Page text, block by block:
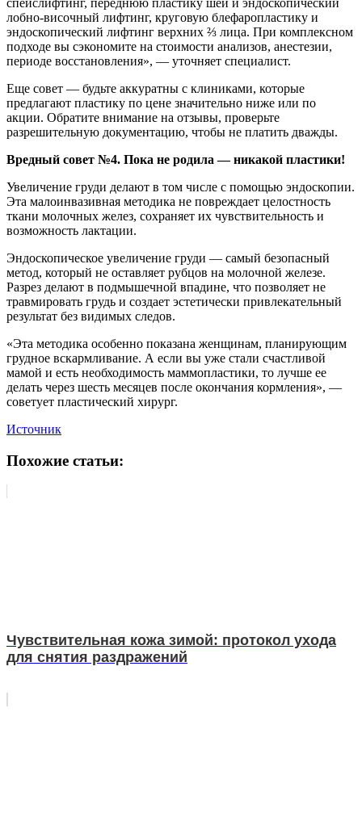
лобно-височный лифтинг, круговую блефаропластику и
эндоскопический лифтинг верхних ⅔ лица. При комплексном
подходе вы сэкономите на стоимости анализов, анестезии,
периоде восстановления», — уточняет специалист.
Еще совет — будьте аккуратны с клиниками, которые
предлагают пластику по цене значительно ниже или по
акции. Обратите внимание на отзывы, проверьте
разрешительную документацию, чтобы не платить дважды.
Вредный совет №4. Пока не родила — никакой пластики!
Увеличение груди делают в том числе с помощью эндоскопии.
Эта малоинвазивная методика не повреждает целостность
ткани молочных желез, сохраняет их чувствительность и
возможность лактации.
Эндоскопическое увеличение груди — самый безопасный
метод, который не оставляет рубцов на молочной железе.
Разрез делают в подмышечной впадине, что позволяет не
травмировать грудь и создает эстетически привлекательный
результат без видимых следов.
«Эта методика особенно показана женщинам, планирующим
грудное вскармливание. А если вы уже стали счастливой
мамой и есть необходимость маммопластики, то лучше ее
делать через шесть месяцев после окончания кормления», —
советует пластический хирург.
Источник
Похожие статьи:
Чувствительная кожа зимой: протокол ухода
для снятия раздражений